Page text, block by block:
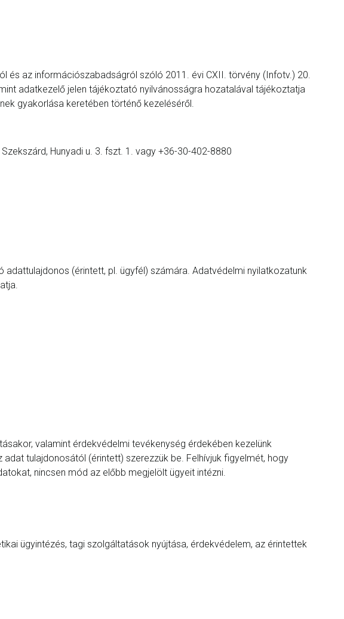
és az információszabadságról szóló 2011. évi CXII. törvény (Infotv.) 20.
adatkezelő jelen tájékoztató nyilvánosságra hozatalával tájékoztatja
gyakorlása keretében történő kezeléséről.
Hunyadi u. 3. fszt. 1. vagy +36-30-402-8880
(érintett, pl. ügyfél) számára. Adatvédelmi nyilatkozatunk
valamint érdekvédelmi tevékenység érdekében kezelünk
tulajdonosától (érintett) szerezzük be. Felhívjuk figyelmét, hogy
nincsen mód az előbb megjelölt ügyeit intézni.
ügyintézés, tagi szolgáltatások nyújtása, érdekvédelem, az érintettek